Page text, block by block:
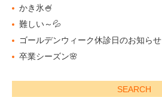
かき氷🍧
難しい～💦
ゴールデンウィーク休診日のお知らせ
卒業シーズン🌸
SEARCH